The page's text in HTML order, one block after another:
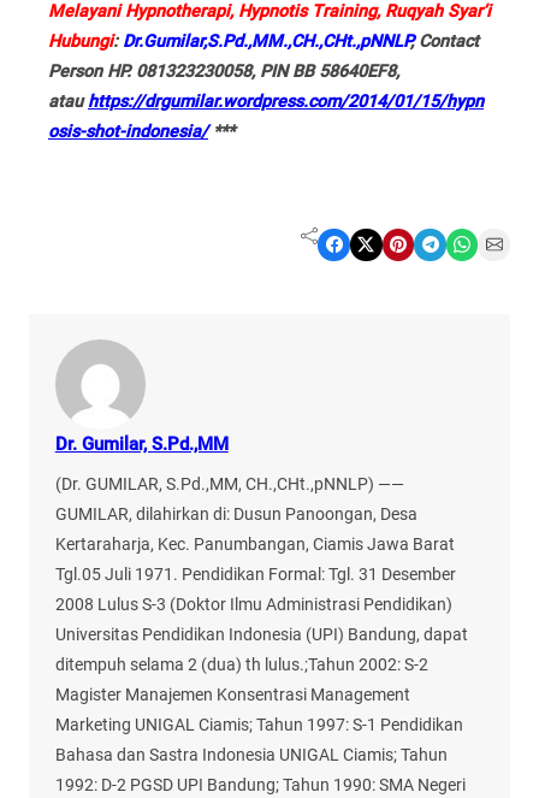
Melayani Hypnotherapi, Hypnotis Training, Ruqyah Syar’i
Hubungi:Dr.Gumilar,S.Pd.,MM.,CH.,CHt.,pNNLP, Contact
Person HP. 081323230058, PIN BB 58640EF8,
atauhttps://drgumilar.wordpress.com/2014/01/15/hypn
osis-shot-indonesia/***
Share on Facebook Share on X Share on Pinterest Share on Telegram Share on WhatsApp Share on Email
Dr. Gumilar, S.Pd.,MM
(Dr. GUMILAR, S.Pd.,MM, CH.,CHt.,pNNLP) ——
GUMILAR, dilahirkan di: Dusun Panoongan, Desa
Kertaraharja, Kec. Panumbangan, Ciamis Jawa Barat
Tgl.05 Juli 1971. Pendidikan Formal: Tgl. 31 Desember
2008 Lulus S-3 (Doktor Ilmu Administrasi Pendidikan)
Universitas Pendidikan Indonesia (UPI) Bandung, dapat
ditempuh selama 2 (dua) th lulus.;Tahun 2002: S-2
Magister Manajemen Konsentrasi Management
Marketing UNIGAL Ciamis; Tahun 1997: S-1 Pendidikan
Bahasa dan Sastra Indonesia UNIGAL Ciamis; Tahun
1992: D-2 PGSD UPI Bandung; Tahun 1990: SMA Negeri